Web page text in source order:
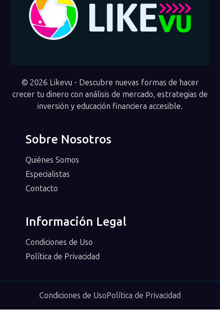
© 2026 Likevu - Descubre nuevas formas de hacer
crecer tu dinero con análisis de mercado, estrategias de
inversión y educación financiera accesible.
Sobre Nosotros
Quiénes Somos
Especialistas
Contacto
Información Legal
Condiciones de Uso
Política de Privacidad
Condiciones de UsoPolítica de Privacidad